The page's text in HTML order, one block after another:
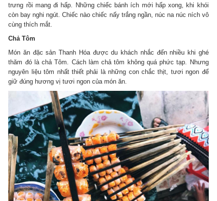
trưng rồi mang đi hấp. Những chiếc bánh ích mới hấp xong, khi khói
còn bay nghi ngút. Chiếc nào chiếc nấy trắng ngần, núc na núc ních vô
cùng thích mắt.
Chả Tôm
Món ăn đặc sản Thanh Hóa được du khách nhắc đến nhiều khi ghé
thăm đó là chả Tôm. Cách làm chả tôm không quá phức tạp. Nhưng
nguyên liệu tôm nhất thiết phải là những con chắc thịt, tươi ngon để
giữ đúng hương vị tươi ngon của món ăn.